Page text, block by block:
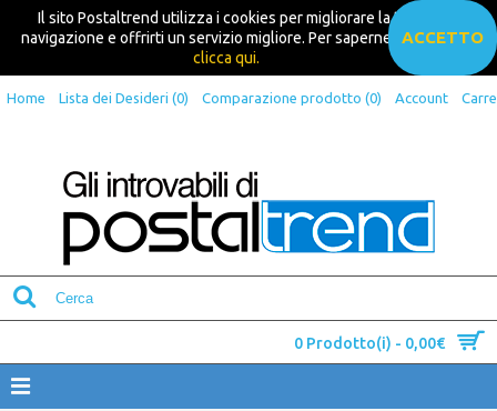
Il sito Postaltrend utilizza i cookies per migliorare la tua
navigazione e offrirti un servizio migliore. Per saperne di più
clicca qui.
ACCETTO
Home Lista dei Desideri (0) Comparazione prodotto (0) Account
0 Prodotto(i) - 0,00€